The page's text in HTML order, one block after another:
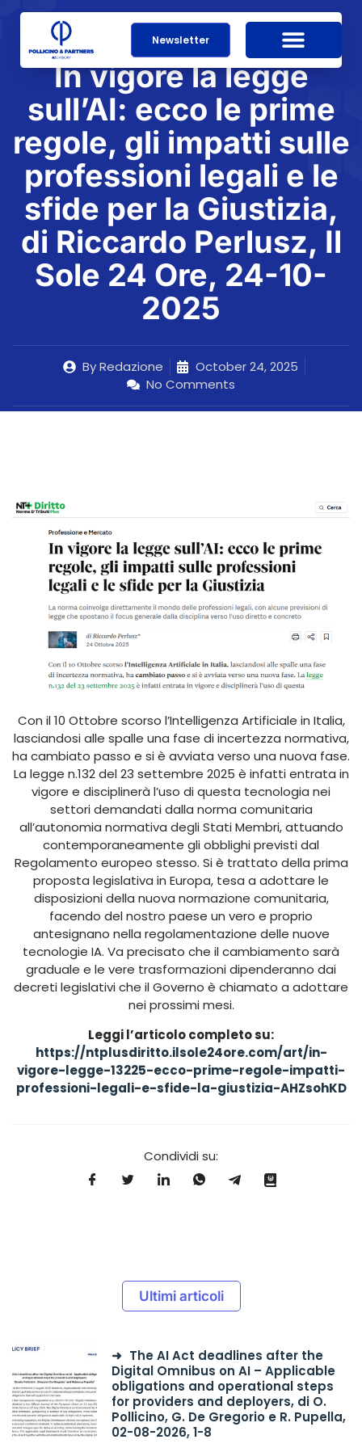
Newsletter
In vigore la legge
sull’AI: ecco le prime
regole, gli impatti sulle
professioni legali e le
sfide per la Giustizia,
di Riccardo Perlusz, Il
Sole 24 Ore, 24-10-
2025
ByRedazione
October 24, 2025
No Comments
Con il 10 Ottobre scorso l’Intelligenza Artificiale in Italia,
lasciandosi alle spalle una fase di incertezza normativa,
ha cambiato passo e si è avviata verso una nuova fase.
La legge n.132 del 23 settembre 2025 è infatti entrata in
vigore e disciplinerà l’uso di questa tecnologia nei
settori demandati dalla norma comunitaria
all’autonomia normativa degli Stati Membri, attuando
contemporaneamente gli obblighi previsti dal
Regolamento europeo stesso. Si è trattato della prima
proposta legislativa in Europa, tesa a adottare le
disposizioni della nuova normazione comunitaria,
facendo del nostro paese un vero e proprio
antesignano nella regolamentazione delle nuove
tecnologie IA. Va precisato che il cambiamento sarà
graduale e le vere trasformazioni dipenderanno dai
decreti legislativi che il Governo è chiamato a adottare
nei prossimi mesi.
Leggi l’articolo completo su:
https://ntplusdiritto.ilsole24ore.com/art/in-
vigore-legge-13225-ecco-prime-regole-impatti-
professioni-legali-e-sfide-la-giustizia-AHZsohKD
Condividi su:
Ultimi articoli
The AI Act deadlines after the
Digital Omnibus on AI – Applicable
obligations and operational steps
for providers and deployers, di O.
Pollicino, G. De Gregorio e R. Pupella,
02-08-2026, 1-8